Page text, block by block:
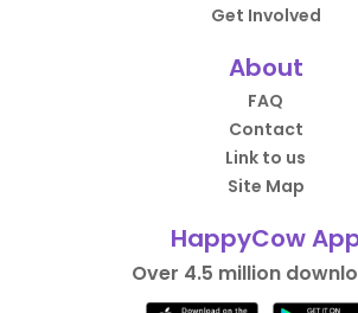
Get Involved
About
FAQ
Contact
Link to us
Site Map
HappyCow
Over 4.5 million